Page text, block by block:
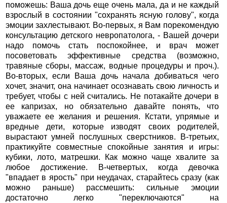
поможешь: Ваша дочь еще очень мала, да и не каждый
взрослый в состоянии "сохранять ясную голову", когда
эмоции захлестывают. Во-первых, я Вам порекомендую
консультацию детского невропатолога, - Вашей дочери
надо помочь стать поспокойнее, и врач может
посоветовать эффективные средства (возможно,
травяные сборы, массаж, водные процедуры и проч.).
Во-вторых, если Ваша дочь начала добиваться чего
хочет, значит, она начинает осознавать свою личность и
требует, чтобы с ней считались. Не потакайте дочери в
ее капризах, но обязательно давайте понять, что
уважаете ее желания и решения. Кстати, упрямые и
вредные дети, которые изводят своих родителей,
вырастают умней послушных сверстников. В-третьих,
практикуйте совместные спокойные занятия и игры:
кубики, лото, матрешки. Как можно чаще хвалите за
любое достижение. В-четвертых, когда девочка
"впадает в ярость" при неудачах, старайтесь сразу (как
можно раньше) рассмешить: сильные эмоции
достаточно легко "переключаются" на